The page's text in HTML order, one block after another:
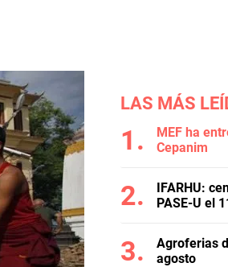
LAS MÁS
MEF ha
Cepanim
IFARHU:
PASE-U el
Agroferias
agosto